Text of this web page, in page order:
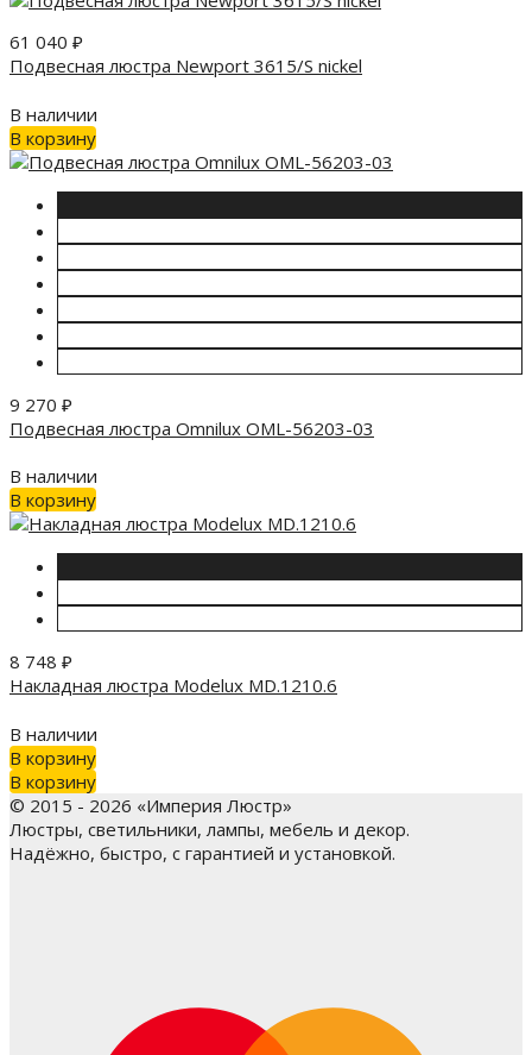
61 040 ₽
Подвесная люстра Newport 3615/S nickel
В наличии
В корзину
9 270 ₽
Подвесная люстра Omnilux OML-56203-03
В наличии
В корзину
8 748 ₽
Накладная люстра Modelux MD.1210.6
В наличии
В корзину
В корзину
© 2015 - 2026 «Империя Люстр»
Люстры, светильники, лампы, мебель и декор.
Надёжно, быстро, с гарантией и установкой.